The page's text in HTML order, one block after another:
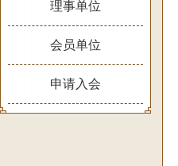
理事单位
会员单位
申请入会